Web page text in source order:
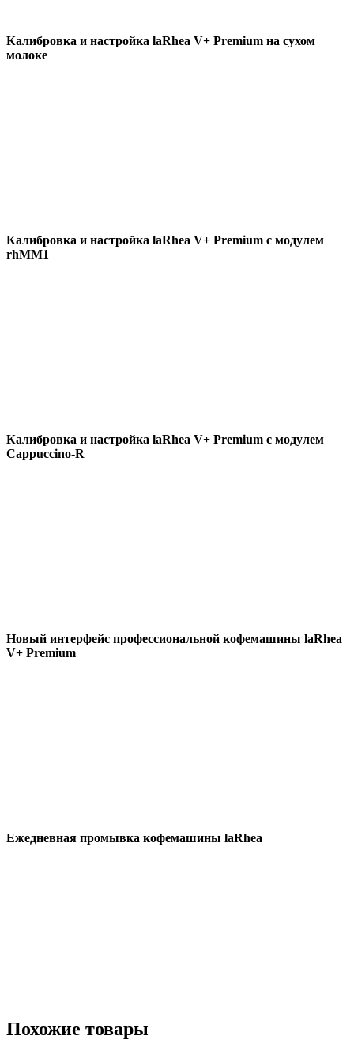
Калибровка и настройка laRhea V+ Premium на сухом
молоке
Калибровка и настройка laRhea V+ Premium с модулем
rhMM1
Калибровка и настройка laRhea V+ Premium с модулем
Cappuccino-R
Новый интерфейс профессиональной кофемашины laRhea
V+ Premium
Ежедневная промывка кофемашины laRhea
Похожие товары